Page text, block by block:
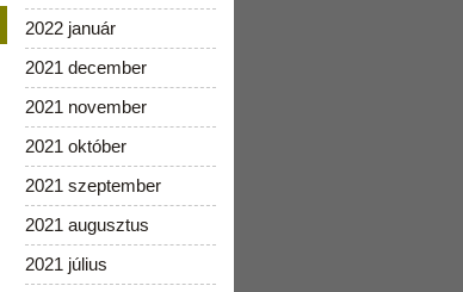
2022 január
2021 december
2021 november
2021 október
2021 szeptember
2021 augusztus
2021 július